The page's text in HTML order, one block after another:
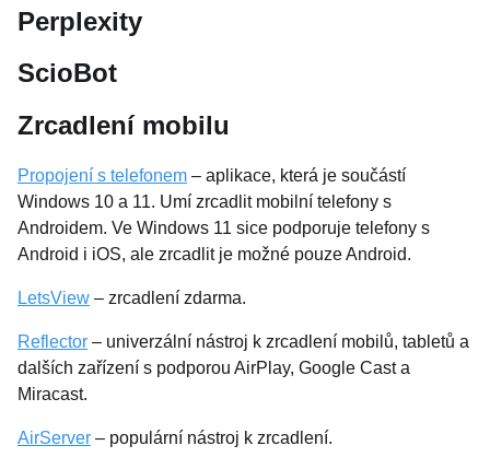
Perplexity
ScioBot
Zrcadlení mobilu
Propojení s telefonem – aplikace, která je součástí
Windows 10 a 11. Umí zrcadlit mobilní telefony s
Androidem. Ve Windows 11 sice podporuje telefony s
Android i iOS, ale zrcadlit je možné pouze Android.
LetsView – zrcadlení zdarma.
Reflector – univerzální nástroj k zrcadlení mobilů, tabletů a
dalších zařízení s podporou AirPlay, Google Cast a
Miracast.
AirServer – populární nástroj k zrcadlení.